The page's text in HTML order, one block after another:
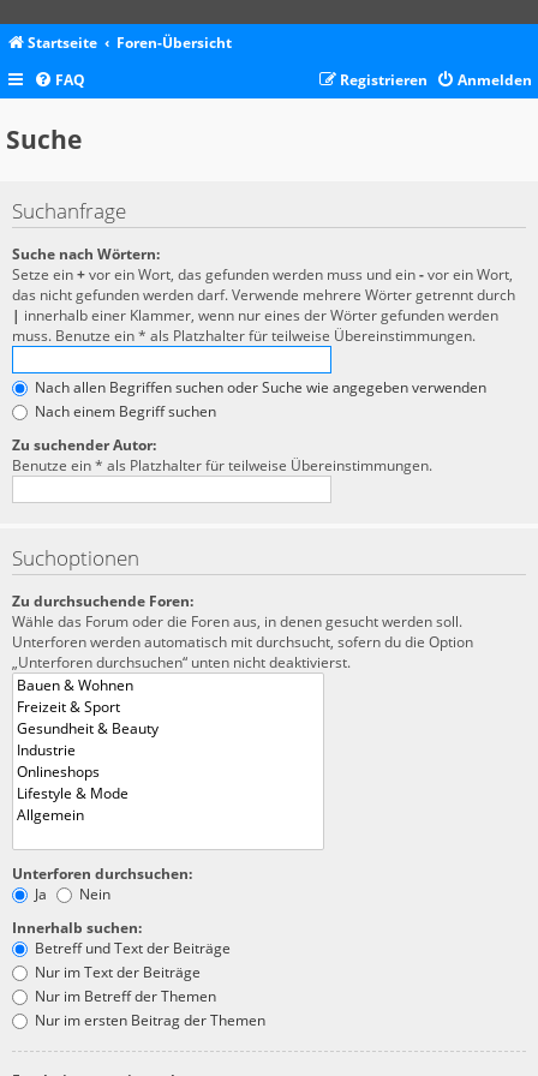
Startseite
Foren-Übersicht
FAQ
Anmelden
Registrieren
Suche
Suchanfrage
Suche nach Wörtern:
Setze ein+vor ein Wort, das gefunden werden muss und ein-vor ein Wort,
das nicht gefunden werden darf. Verwende mehrere Wörter getrennt durch
| innerhalb einer Klammer, wenn nur eines der Wörter gefunden werden
muss. Benutze ein * als Platzhalter für teilweise Übereinstimmungen.
Nach allen Begriffen suchen oder Suche wie angegeben verwenden
Nach einem Begriff suchen
Zu suchender Autor:
Benutze ein * als Platzhalter für teilweise Übereinstimmungen.
Suchoptionen
Zu durchsuchende Foren:
Wähle das Forum oder die Foren aus, in denen gesucht werden soll.
Unterforen werden automatisch mit durchsucht, sofern du die Option
„Unterforen durchsuchen“ unten nicht deaktivierst.
Unterforen durchsuchen:
Ja
Nein
Innerhalb suchen:
Betreff und Text der Beiträge
Nur im Text der Beiträge
Nur im Betreff der Themen
Nur im ersten Beitrag der Themen